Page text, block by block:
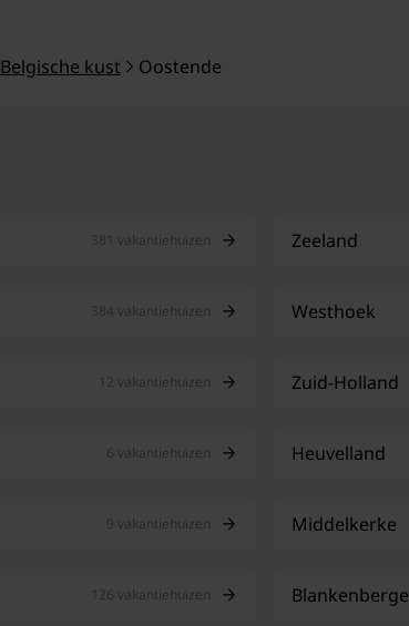
Belgische kust Oostende
381 vakantiehuizen Zeeland
384 vakantiehuizen Westhoek
12 vakantiehuizen Zuid-Holland
6 vakantiehuizen Heuvelland
9 vakantiehuizen Middelkerke
126 vakantiehuizen Blankenberge